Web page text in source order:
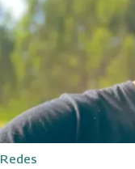
Redes